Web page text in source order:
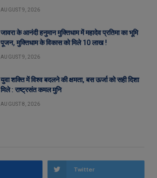
AUGUST 9, 2026
जावरा के आनंदी हनुमान मुक्तिधाम में महादेव प्रतिमा का भूमि
पूजन, मुक्तिधाम के विकास को मिले 10 लाख !
AUGUST 9, 2026
युवा शक्ति में विश्व बदलने की क्षमता, बस ऊर्जा को सही दिशा
मिले : राष्ट्रसंत कमल मुनि
AUGUST 8, 2026
Twitter